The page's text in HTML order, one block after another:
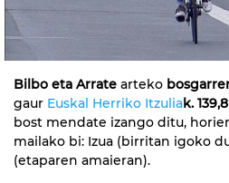
Bilbo eta Arrate arteko
gaur Euskal Herriko Itzuliak.
bost mendate izango ditu,
mailako bi: Izua (birritan igoko
(etaparen amaieran).